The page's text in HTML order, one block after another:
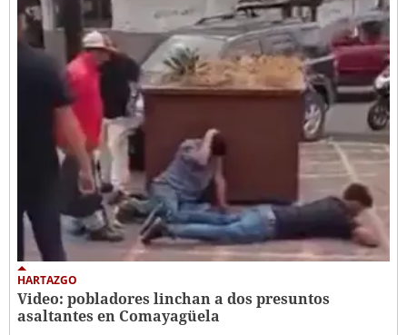
HARTAZGO
Video: pobladores linchan a dos presuntos
asaltantes en Comayagüela